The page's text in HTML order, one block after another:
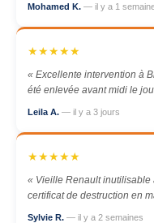
Mohamed K. — il y a 1
★★★★★
« Excellente intervention à
été enlevée avant midi le
Leila A. — il y a 3 jours
★★★★★
« Vieille Renault inutilisable
certificat de destruction en
Sylvie R. — il y a 2 semaines